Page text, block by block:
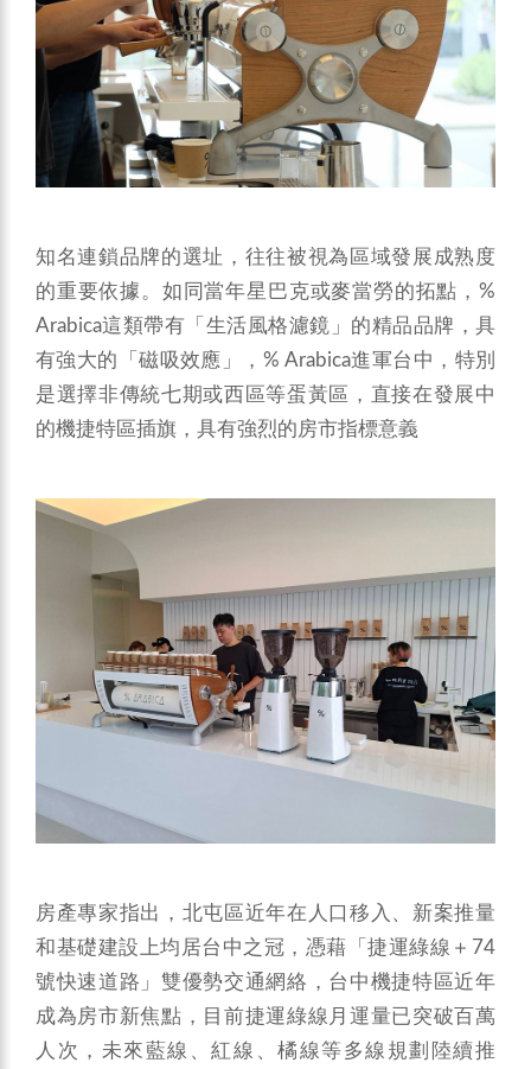
知名連鎖品牌的選址，往往被視為區域發展成熟度
的重要依據。如同當年星巴克或麥當勞的拓點，%
Arabica這類帶有「生活風格濾鏡」的精品品牌，具
有強大的「磁吸效應」，% Arabica進軍台中，特別
是選擇非傳統七期或西區等蛋黃區，直接在發展中
的機捷特區插旗，具有強烈的房市指標意義
房產專家指出，北屯區近年在人口移入、新案推量
和基礎建設上均居台中之冠，憑藉「捷運綠線＋74
號快速道路」雙優勢交通網絡，台中機捷特區近年
成為房市新焦點，目前捷運綠線月運量已突破百萬
人次，未來藍線、紅線、橘線等多線規劃陸續推